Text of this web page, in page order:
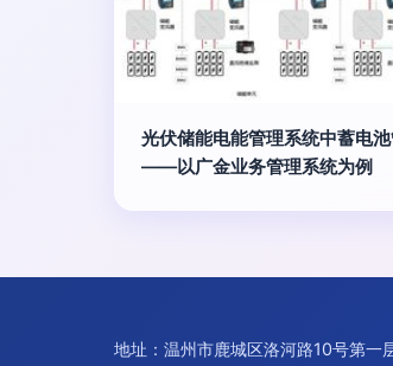
光伏储能电能管理系统中蓄电
——以广金业务管理系统为例
地址：温州市鹿城区洛河路10号第一